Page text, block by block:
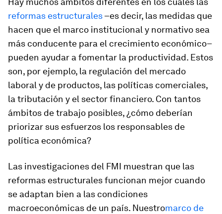
reformas estructurales–es decir, las medidas que
hacen que el marco institucional y normativo sea
más conducente para el crecimiento económico–
pueden ayudar a fomentar la productividad. Estos
son, por ejemplo, la regulación del mercado
laboral y de productos, las políticas comerciales,
la tributación y el sector financiero. Con tantos
ámbitos de trabajo posibles, ¿cómo deberían
priorizar sus esfuerzos los responsables de
política económica?
Las investigaciones del FMI muestran que las
reformas estructurales funcionan mejor cuando
se adaptan bien a las condiciones
macroeconómicas de un país. Nuestromarco de